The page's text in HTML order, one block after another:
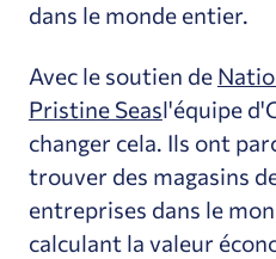
dans le monde entier.
Avec le soutien de
Pristine Seasl'équipe
changer cela. Ils ont
trouver des magasins
entreprises dans le
calculant la valeur